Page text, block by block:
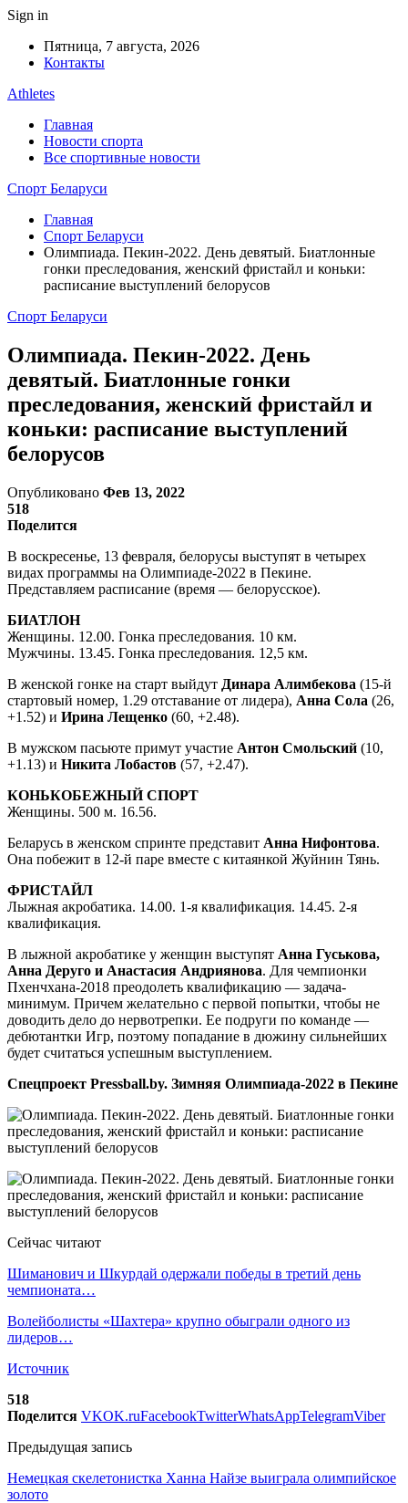
Sign in
Пятница, 7 августа, 2026
Контакты
Athletes
Главная
Новости спорта
Все спортивные новости
Спорт Беларуси
Главная
Спорт Беларуси
Олимпиада. Пекин-2022. День девятый. Биатлонные
гонки преследования, женский фристайл и коньки:
расписание выступлений белорусов
Спорт Беларуси
Олимпиада. Пекин-2022. День
девятый. Биатлонные гонки
преследования, женский фристайл и
коньки: расписание выступлений
белорусов
Опубликовано Фев 13, 2022
518
Поделится
В воскресенье, 13 февраля, белорусы выступят в четырех
видах программы на Олимпиаде-2022 в Пекине.
Представляем расписание (время — белорусское).
БИАТЛОН
Женщины. 12.00. Гонка преследования. 10 км.
Мужчины. 13.45. Гонка преследования. 12,5 км.
В женской гонке на старт выйдут Динара Алимбекова (15-й
стартовый номер, 1.29 отставание от лидера), Анна Сола (26,
+1.52) и Ирина Лещенко (60, +2.48).
В мужском пасьюте примут участие Антон Смольский (10,
+1.13) и Никита Лобастов (57, +2.47).
КОНЬКОБЕЖНЫЙ СПОРТ
Женщины. 500 м. 16.56.
Беларусь в женском спринте представит Анна Нифонтова.
Она побежит в 12-й паре вместе с китаянкой Жуйнин Тянь.
ФРИСТАЙЛ
Лыжная акробатика. 14.00. 1-я квалификация. 14.45. 2-я
квалификация.
В лыжной акробатике у женщин выступят Анна Гуськова,
Анна Деруго и Анастасия Андриянова. Для чемпионки
Пхенчхана-2018 преодолеть квалификацию — задача-
минимум. Причем желательно с первой попытки, чтобы не
доводить дело до нервотрепки. Ее подруги по команде —
дебютантки Игр, поэтому попадание в дюжину сильнейших
будет считаться успешным выступлением.
Спецпроект Pressball.by. Зимняя Олимпиада-2022 в Пекине
Сейчас читают
Шиманович и Шкурдай одержали победы в третий день
чемпионата…
Волейболисты «Шахтера» крупно обыграли одного из
лидеров…
Источник
518
Поделится VKOK.ruFacebookTwitterWhatsAppTelegramViber
Предыдущая запись
Немецкая скелетонистка Ханна Найзе выиграла олимпийское
золото